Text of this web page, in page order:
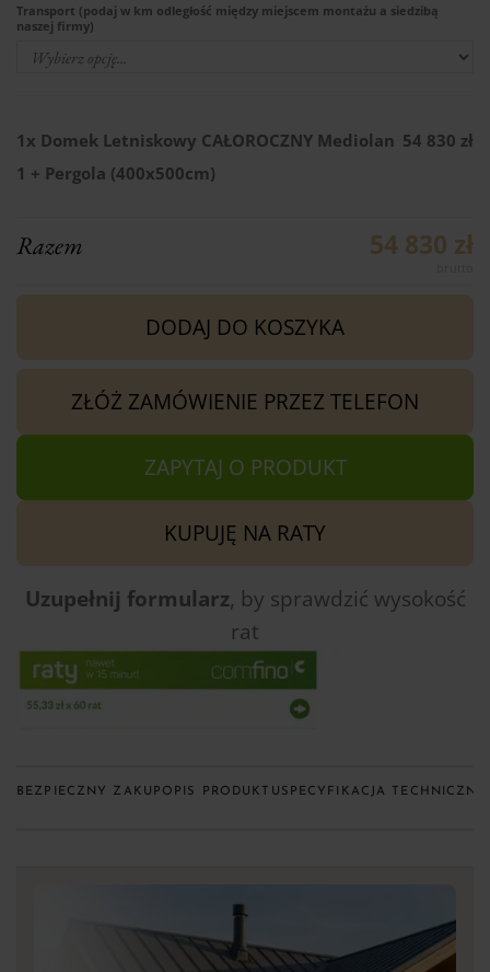
Transport (podaj w km odległość między miejscem montażu a siedzibą
naszej firmy)
1x Domek Letniskowy CAŁOROCZNY Mediolan
1 + Pergola (400x500cm)
54 830 zł
Razem 54 830 zł
DODAJ DO KOSZYKA
ZŁÓŻ ZAMÓWIENIE PRZEZ TELEFON
ZAPYTAJ O PRODUKT
KUPUJĘ NA RATY
Uzupełnij formularz, by sprawdzić wysokość
rat
BEZPIECZNY ZAKUP OPIS PRODUKTU SPECYFIKACJA TECHNICZNA